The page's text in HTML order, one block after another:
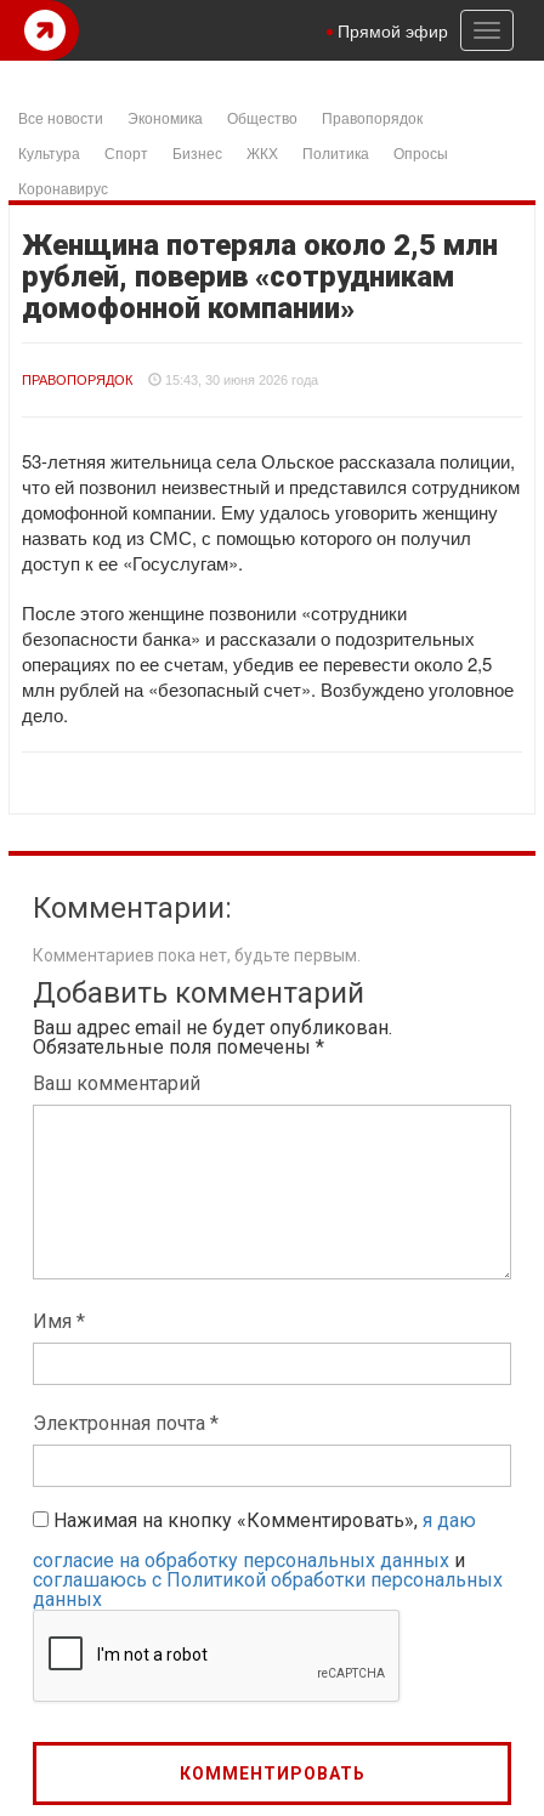
Toggle
Прямой эфир
Все новости Экономика Общество
Правопорядок
Культура
Спорт Бизнес ЖКХ Политика
Опросы
Коронавирус
Женщина потеряла около 2,5 млн
рублей, поверив «сотрудникам
домофонной компании»
ПРАВОПОРЯДОК 15:43, 30 июня 2026 года
53-летняя жительница села Ольское рассказала полиции,
что ей позвонил неизвестный и представился сотрудником
домофонной компании. Ему удалось уговорить женщину
назвать код из СМС, с помощью которого он получил
доступ к ее «Госуслугам».
После этого женщине позвонили «сотрудники
безопасности банка» и рассказали о подозрительных
операциях по ее счетам, убедив ее перевести около 2,5
млн рублей на «безопасный счет». Возбуждено уголовное
дело.
Комментарии:
Комментариев пока нет, будьте первым.
Добавить комментарий
Ваш адрес email не будет опубликован.
Обязательные поля помечены *
Ваш комментарий
Имя *
Электронная почта *
Нажимая на кнопку «Комментировать», я даю
согласие на обработку персональных данных и
соглашаюсь с Политикой обработки персональных
данных